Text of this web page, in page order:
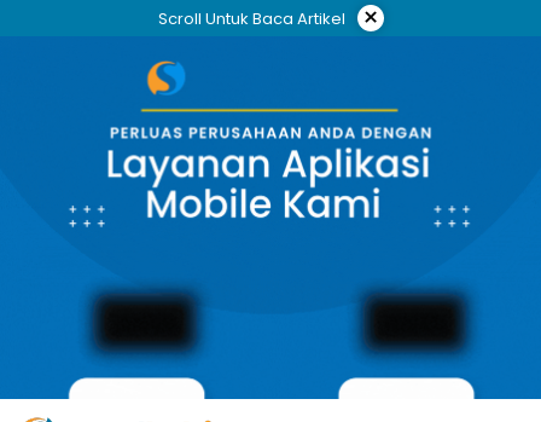
Scroll Untuk Baca Artikel ×